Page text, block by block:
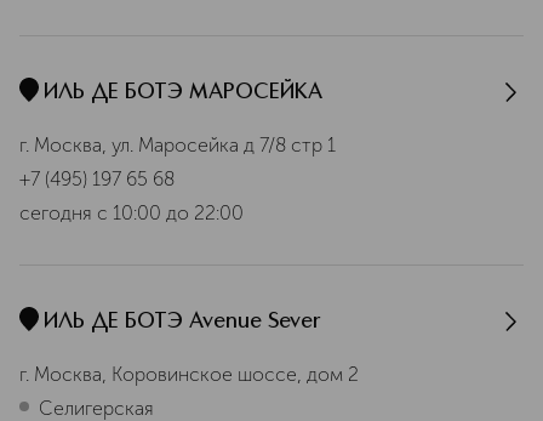
ИЛЬ ДЕ БОТЭ МАРОСЕЙКА
г. Москва, ул. Маросейка д 7/8 стр 1
+7 (495) 197 65 68
сегодня с 10:00 до 22:00
ИЛЬ ДЕ БОТЭ Avenue Sever
г. Москва, Коровинское шоссе, дом 2
Селигерская